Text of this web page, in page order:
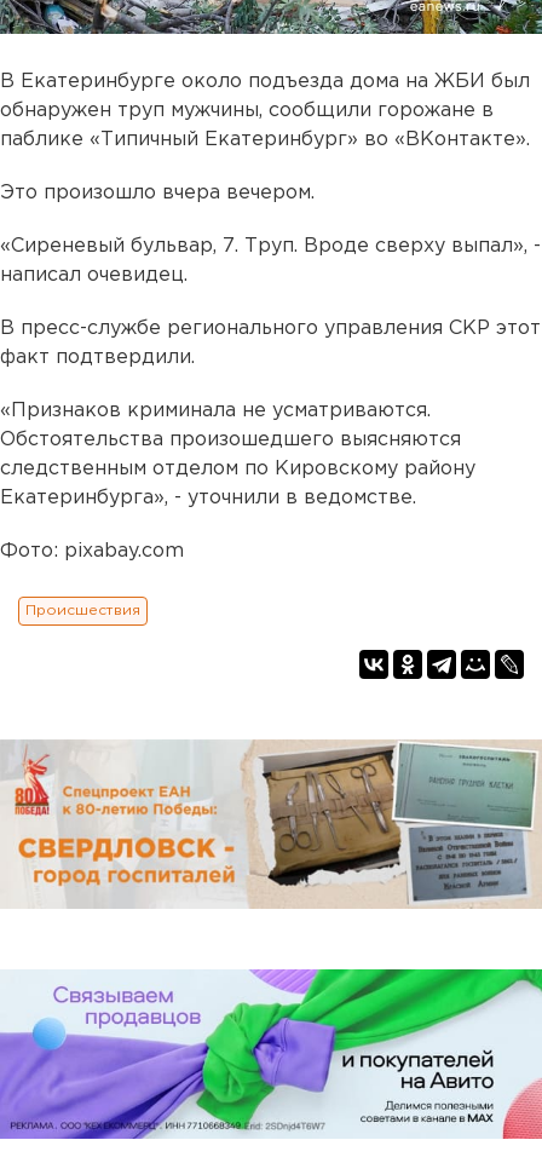
В Екатеринбурге около подъезда дома на ЖБИ был
обнаружен труп мужчины, сообщили горожане в
паблике «Типичный Екатеринбург» во «ВКонтакте».
Это произошло вчера вечером.
«Сиреневый бульвар, 7. Труп. Вроде сверху выпал», -
написал очевидец.
В пресс-службе регионального управления СКР этот
факт подтвердили.
«Признаков криминала не усматриваются.
Обстоятельства произошедшего выясняются
следственным отделом по Кировскому району
Екатеринбурга», - уточнили в ведомстве.
Фото: pixabay.com
Происшествия